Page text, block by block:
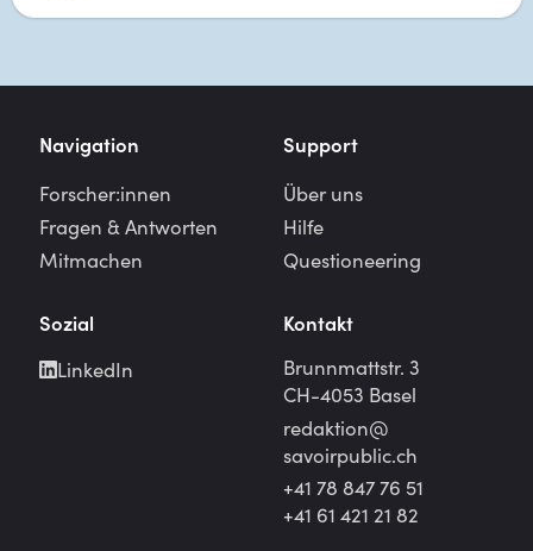
Navigation
Forscher:innen
Fragen & Antworten
Mitmachen
Support
Über uns
Hilfe
Questioneering
Sozial
LinkedIn
Kontakt
Brunnmattstr. 3
CH-4053 Basel
redaktion@
savoirpublic.ch
+41 78 847 76 51
+41 61 421 21 82